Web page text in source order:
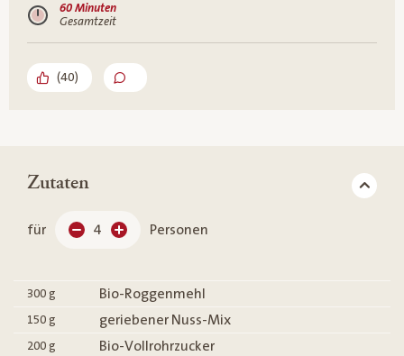
60 Minuten
Gesamtzeit
(40)
Zutaten
für 4 Personen
300 g Bio-Roggenmehl
150 g geriebener Nuss-Mix
200 g Bio-Vollrohrzucker